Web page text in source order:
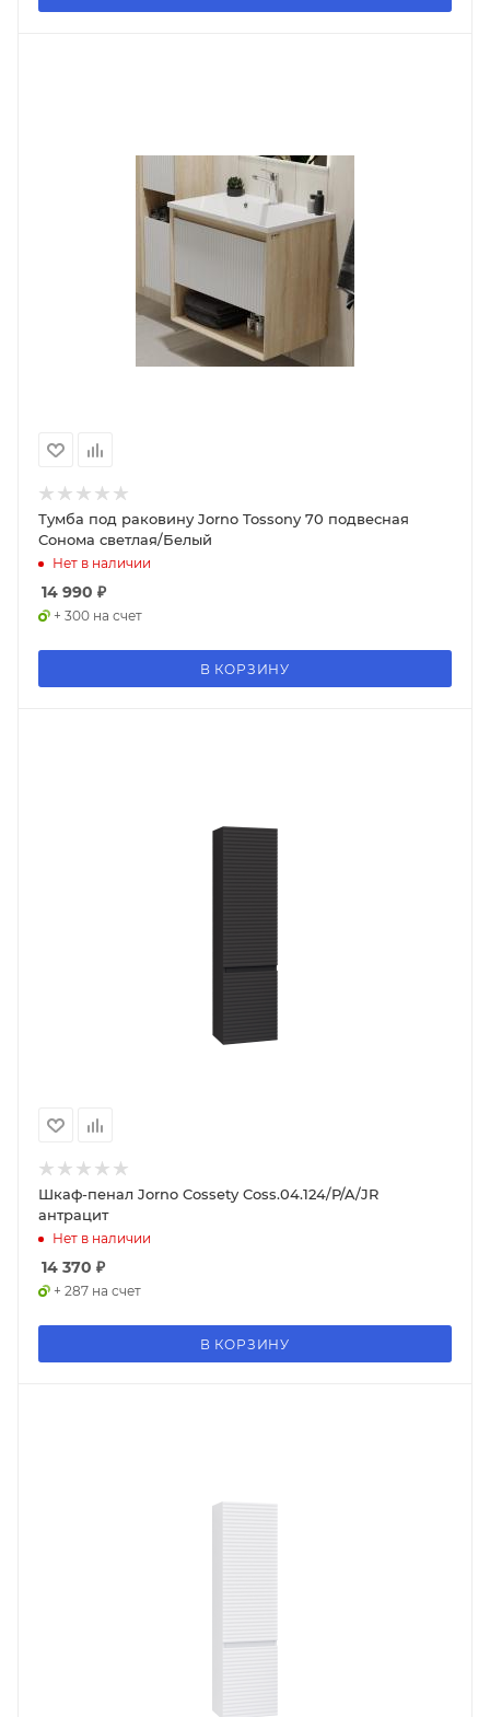
Тумба под раковину Jorno Tossony 70 подвесная
Сонома светлая/Белый
Нет в наличии
14 990 ₽
+ 300 на счет
В КОРЗИНУ
Шкаф-пенал Jorno Cossety Coss.04.124/P/A/JR
антрацит
Нет в наличии
14 370 ₽
+ 287 на счет
В КОРЗИНУ